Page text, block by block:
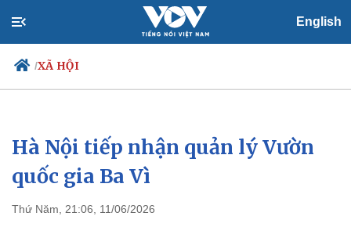
English
/XÃ HỘI
Chính trị
Đảng
Tổ chức nhân sự
Nhận diện sự thật
Xã hội
Hà Nội tiếp nhận quản lý Vườn
quốc gia Ba Vì
Thứ Năm, 21:06, 11/06/2026